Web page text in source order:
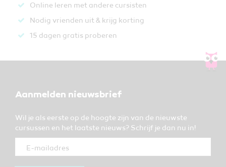
Online leren met andere cursisten
Nodig vrienden uit & krijg korting
15 dagen gratis proberen
Aanmelden nieuwsbrief
Wil je als eerste op de hoogte zijn van de nieuwste
cursussen en het laatste nieuws? Schrijf je dan nu in!